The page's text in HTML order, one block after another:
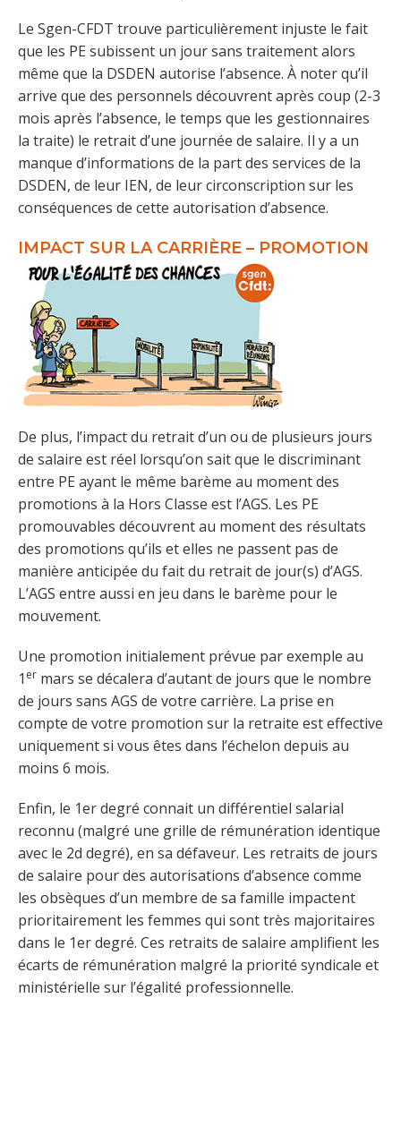
Le Sgen-CFDT trouve particulièrement injuste le fait
que les PE subissent un jour sans traitement alors
même que la DSDEN autorise l’absence. À noter qu’il
arrive que des personnels découvrent après coup (2-3
mois après l’absence, le temps que les gestionnaires
la traite) le retrait d’une journée de salaire. Il y a un
manque d’informations de la part des services de la
DSDEN, de leur IEN, de leur circonscription sur les
conséquences de cette autorisation d’absence.
IMPACT SUR LA CARRIÈRE – PROMOTION
De plus, l’impact du retrait d’un ou de plusieurs jours
de salaire est réel lorsqu’on sait que le discriminant
entre PE ayant le même barème au moment des
promotions à la Hors Classe est l’AGS. Les PE
promouvables découvrent au moment des résultats
des promotions qu’ils et elles ne passent pas de
manière anticipée du fait du retrait de jour(s) d’AGS.
L’AGS entre aussi en jeu dans le barème pour le
mouvement.
Une promotion initialement prévue par exemple au
1 er mars se décalera d’autant de jours que le nombre
de jours sans AGS de votre carrière. La prise en
compte de votre promotion sur la retraite est effective
uniquement si vous êtes dans l’échelon depuis au
moins 6 mois.
Enfin, le 1er degré connait un différentiel salarial
reconnu (malgré une grille de rémunération identique
avec le 2d degré), en sa défaveur. Les retraits de jours
de salaire pour des autorisations d’absence comme
les obsèques d’un membre de sa famille impactent
prioritairement les femmes qui sont très majoritaires
dans le 1er degré. Ces retraits de salaire amplifient les
écarts de rémunération malgré la priorité syndicale et
ministérielle sur l’égalité professionnelle.